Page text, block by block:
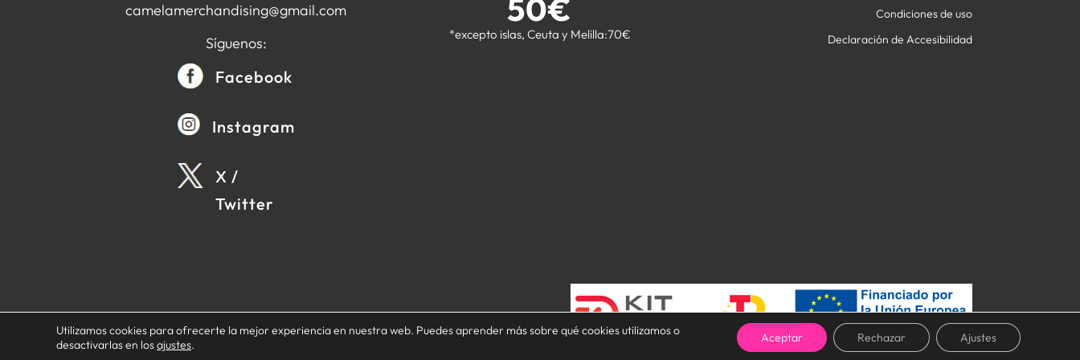
camelamerchandising@gmail.com
Síguenos:
Facebook
Instagram
X /
Twitter
50€
*excepto islas, Ceuta y Melilla:70€
Condiciones de uso
Declaración de Accesibilidad
© 2026 Camela Merchandising. Todos los derechos reservados.
Utilizamos cookies para ofrecerte la mejor experiencia en nuestra web. Puedes aprender más sobre qué cookies utilizamos o
desactivarlas en losajustes. Aceptar Rechazar Ajustes